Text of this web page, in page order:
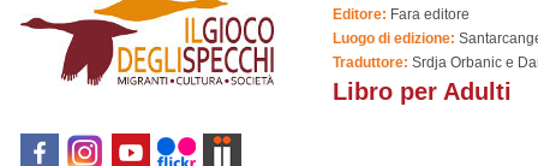
Editore: Fara editore
Luogo di edizione:
Traduttore: Srdja Orbanic e
Libro per Adulti